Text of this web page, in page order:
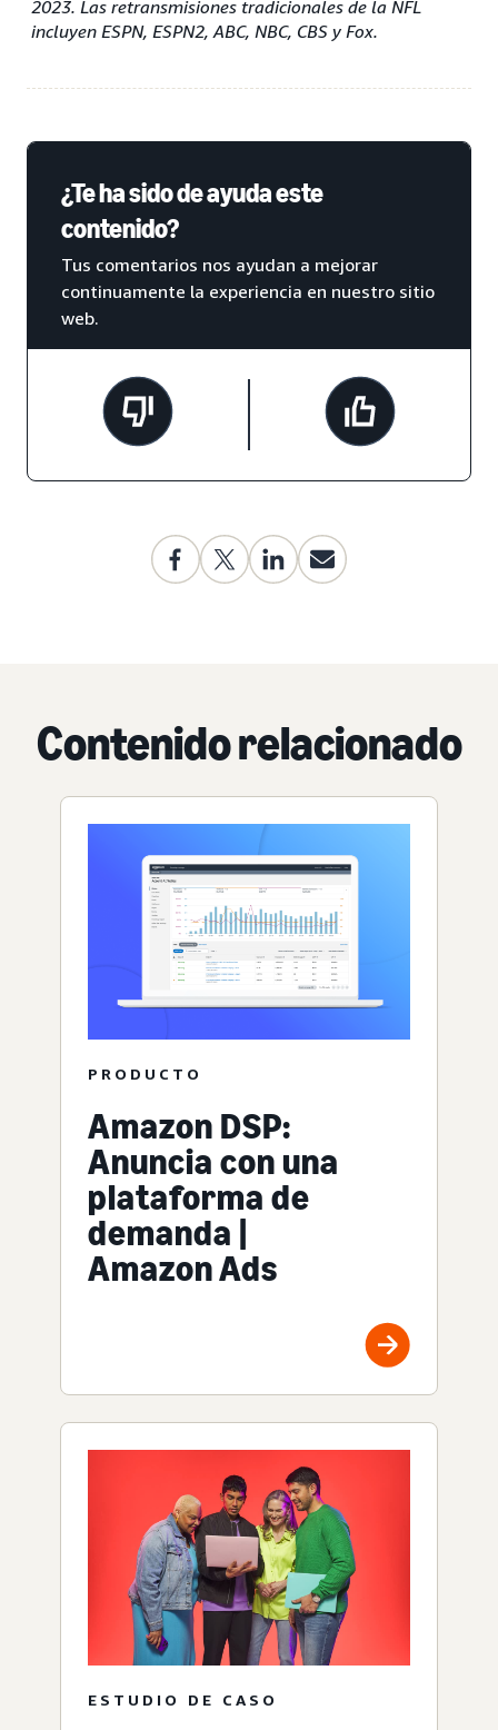
2023. Las retransmisiones tradicionales de la NFL
incluyen ESPN, ESPN2, ABC, NBC, CBS y Fox.
¿Te ha sido de ayuda este
contenido?
Tus comentarios nos ayudan a mejorar
continuamente la experiencia en nuestro sitio
web.
Contenido relacionado
PRODUCTO
Amazon DSP:
Anuncia con una
plataforma de
demanda |
Amazon Ads
ESTUDIO DE CASO